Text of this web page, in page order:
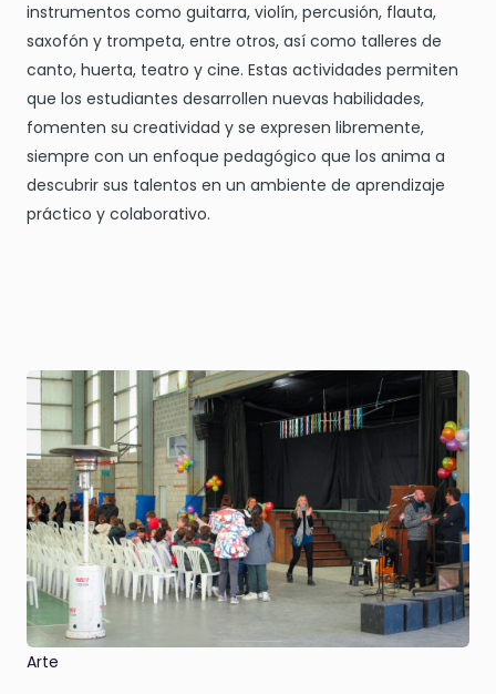
instrumentos como guitarra, violín, percusión, flauta,
saxofón y trompeta, entre otros, así como talleres de
canto, huerta, teatro y cine. Estas actividades permiten
que los estudiantes desarrollen nuevas habilidades,
fomenten su creatividad y se expresen libremente,
siempre con un enfoque pedagógico que los anima a
descubrir sus talentos en un ambiente de aprendizaje
práctico y colaborativo.
Arte